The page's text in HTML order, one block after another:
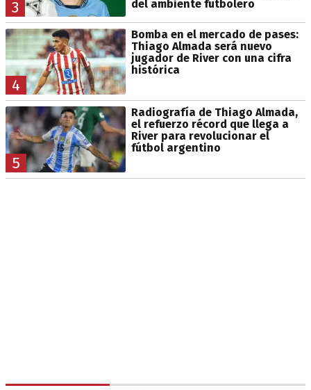
3
del ambiente futbolero
4
Bomba en el mercado de pases:
Thiago Almada será nuevo
jugador de River con una cifra
histórica
5
Radiografía de Thiago Almada,
el refuerzo récord que llega a
River para revolucionar el
fútbol argentino